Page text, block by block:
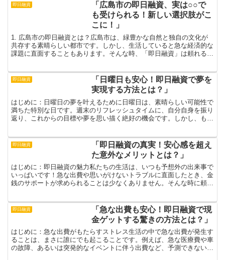
即日融資
「広島市の即日融資、実は○○で
も受けられる！新しい選択肢がこ
こに！」
1. 広島市の即日融資とは？広島市は、緑豊かな自然と独自の文化が
共存する素晴らしい都市です。しかし、生活していると急な経済的な
課題に直面することもあります。そんな時、「即日融資」は頼れる存
即日融資
「日曜日も安心！即日融資で夢を
実現する方法とは？」
はじめに：日曜日の夢を叶えるために日曜日は、素晴らしい可能性で
満ちた特別な日です。週末のリフレッシュタイムに、自分自身を振り
返り、これからの目標や夢を思い描く絶好の機会です。しかし、もし
即日融資
「即日融資の真実！安心感を超え
た意外なメリットとは？」
はじめに：即日融資の魅力私たちの生活は、いつも予想外の出来事で
いっぱいです！急な出費や思いがけないトラブルに直面したとき、金
銭のサポートが求められることは少なくありません。そんな時に頼り
即日融資
「急な出費も安心！即日融資で現
金ゲットする驚きの方法とは？」
はじめに：急な出費がもたらすストレス生活の中で急な出費が発生す
ることは、まさに誰にでも起こることです。例えば、急な医療費や車
の故障、あるいは突発的なイベントに伴う出費など、予測できないコ